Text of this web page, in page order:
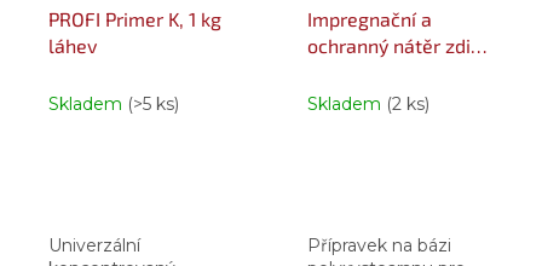
PROFI Primer K, 1 kg
láhev
Skladem (>5 ks)
Univerzální
Impregnační a
ochranný nátěr zdiva
dóza transparentní
Skladem (2 ks)
Přípravek na bázi